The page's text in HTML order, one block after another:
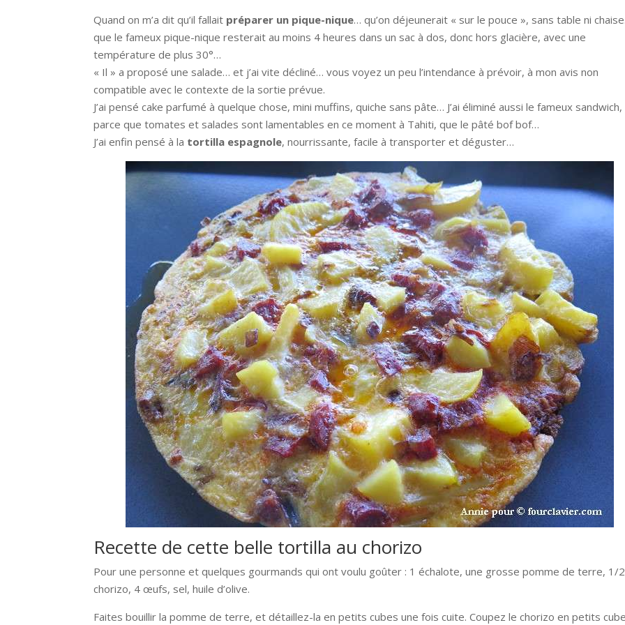
Quand on m’a dit qu’il fallait préparer un pique-nique… qu’on déjeunerait « sur le pouce », sans table ni
que le fameux pique-nique resterait au moins 4 heures dans un sac à dos, donc hors glacière, avec une
température de plus 30°…
« Il » a proposé une salade… et j’ai vite décliné… vous voyez un peu l’intendance à prévoir, à mon avis non
compatible avec le contexte de la sortie prévue.
J’ai pensé cake parfumé à quelque chose, mini muffins, quiche sans pâte… J’ai éliminé aussi le fameux sandwich,
parce que tomates et salades sont lamentables en ce moment à Tahiti, que le pâté bof bof…
J’ai enfin pensé à la tortilla espagnole, nourrissante, facile à transporter et déguster…
Recette de cette belle tortilla au chorizo
Pour une personne et quelques gourmands qui ont voulu goûter : 1 échalote, une grosse pomme de terre, 1/2
chorizo, 4 œufs, sel, huile d’olive.
Faites bouillir la pomme de terre, et détaillez-la en petits cubes une fois cuite. Coupez le chorizo en petits